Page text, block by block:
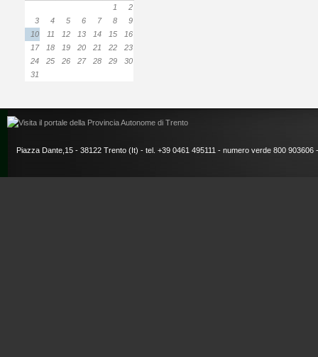
1
2
3
4 5 6 7 8
9
10
11 12 13 14 15
16
17
18 19 20 21 22
23
24
25 26 27 28 29
30
31
Piazza Dante,15 - 38122 Trento (It) - tel. +39 0461 495111 - numero verde 800 903606